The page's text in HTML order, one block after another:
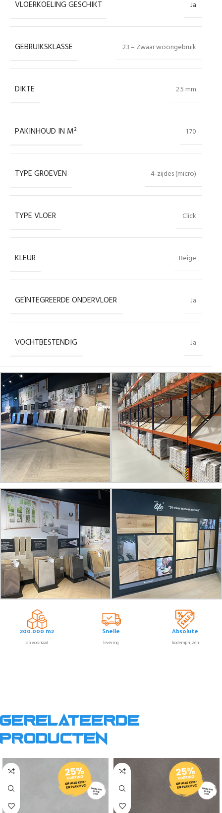
VLOERKOELING GESCHIKT Ja
GEBRUIKSKLASSE 23 – Zwaar woongebruik
DIKTE 2.5 mm
PAKINHOUD IN M² 1.70
TYPE GROEVEN 4-zijdes (micro)
TYPE VLOER Click
KLEUR Beige
GEÏNTEGREERDE ONDERVLOER Ja
VOCHTBESTENDIG Ja
200.000 m2
op voorraad
Snelle
levering
Absolute
bodemprijzen
Gerelateerde
producten